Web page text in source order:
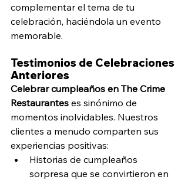
complementar el tema de tu
celebración, haciéndola un evento
memorable.
Testimonios de Celebraciones
Anteriores
Celebrar cumpleaños en The Crime
Restaurantes es sinónimo de
momentos inolvidables. Nuestros
clientes a menudo comparten sus
experiencias positivas:
Historias de cumpleaños
sorpresa que se convirtieron en